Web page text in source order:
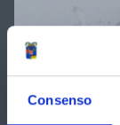
Consenso